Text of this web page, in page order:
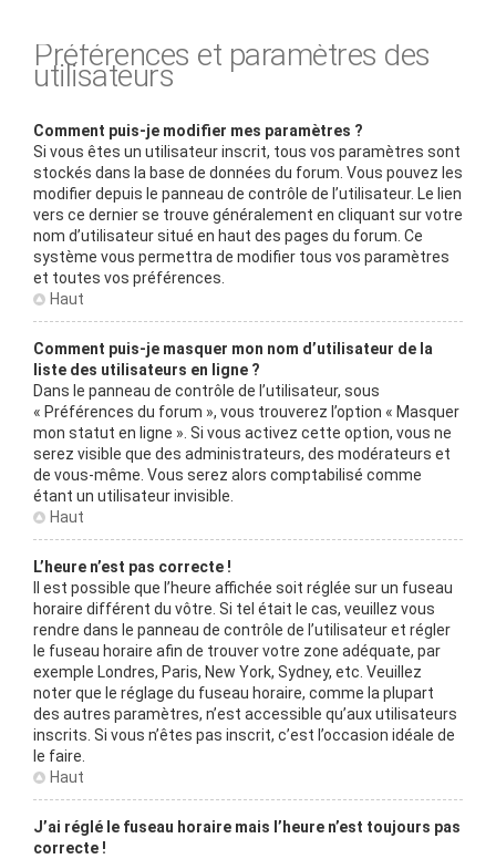
Préférences et paramètres des
utilisateurs
Comment puis-je modifier mes paramètres ?
Si vous êtes un utilisateur inscrit, tous vos paramètres sont
stockés dans la base de données du forum. Vous pouvez les
modifier depuis le panneau de contrôle de l’utilisateur. Le lien
vers ce dernier se trouve généralement en cliquant sur votre
nom d’utilisateur situé en haut des pages du forum. Ce
système vous permettra de modifier tous vos paramètres
et toutes vos préférences.
Haut
Comment puis-je masquer mon nom d’utilisateur de la
liste des utilisateurs en ligne ?
Dans le panneau de contrôle de l’utilisateur, sous
« Préférences du forum », vous trouverez l’option « Masquer
mon statut en ligne ». Si vous activez cette option, vous ne
serez visible que des administrateurs, des modérateurs et
de vous-même. Vous serez alors comptabilisé comme
étant un utilisateur invisible.
Haut
L’heure n’est pas correcte !
Il est possible que l’heure affichée soit réglée sur un fuseau
horaire différent du vôtre. Si tel était le cas, veuillez vous
rendre dans le panneau de contrôle de l’utilisateur et régler
le fuseau horaire afin de trouver votre zone adéquate, par
exemple Londres, Paris, New York, Sydney, etc. Veuillez
noter que le réglage du fuseau horaire, comme la plupart
des autres paramètres, n’est accessible qu’aux utilisateurs
inscrits. Si vous n’êtes pas inscrit, c’est l’occasion idéale de
le faire.
Haut
J’ai réglé le fuseau horaire mais l’heure n’est toujours pas
correcte !